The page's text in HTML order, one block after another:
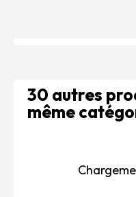
30 autres
même